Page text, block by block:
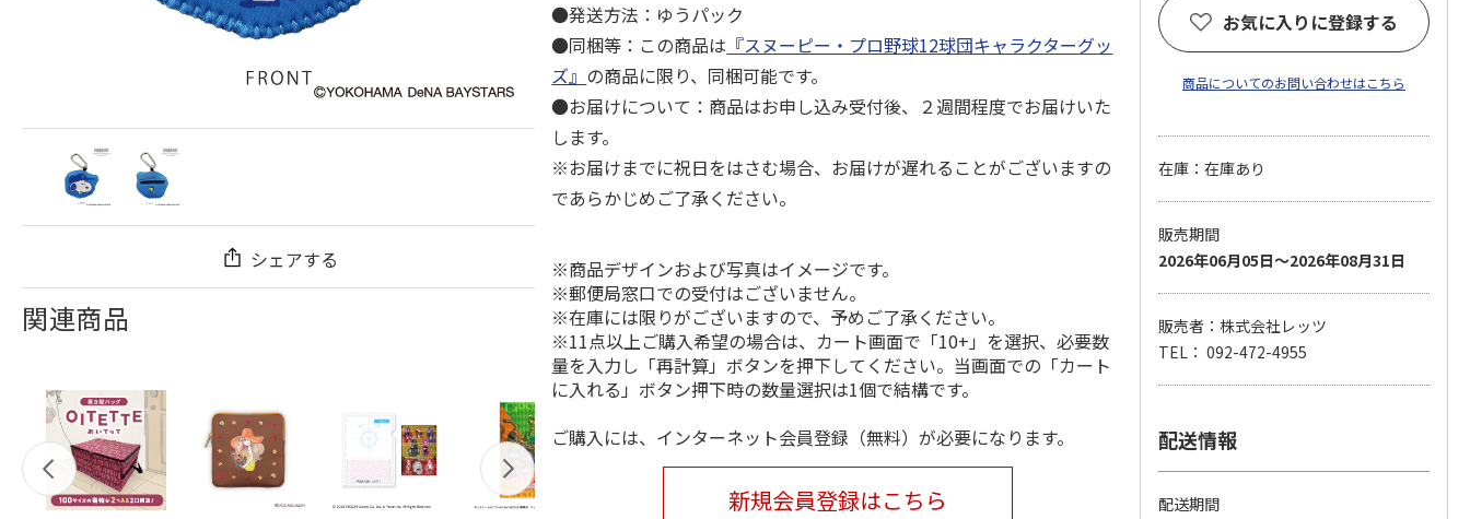
シェアする
関連商品
●発送方法：ゆうパック
●同梱等：この商品は 『スヌーピー・プロ野球12球団キャラクターグッ
ズ』 の商品に限り、同梱可能です。
●お届けについて：商品はお申し込み受付後、２週間程度でお届けいた
します。
※お届けまでに祝日をはさむ場合、お届けが遅れることがございますの
であらかじめご了承ください。
※商品デザインおよび写真はイメージです。
※郵便局窓口での受付はございません。
※在庫には限りがございますので、予めご了承ください。
※11点以上ご購入希望の場合は、カート画面で「10+」を選択、必要数
量を入力し「再計算」ボタンを押下してください。当画面での「カート
に入れる」ボタン押下時の数量選択は1個で結構です。
ご購入には、インターネット会員登録（無料）が必要になります。
新規会員登録はこちら
お気に入りに登録する
商品についてのお問い合わせはこちら
在庫：在庫あり
販売期間
2026年06月05日～2026年08月31日
販売者：株式会社レッツ
TEL： 092-472-4955
配送情報
配送期間